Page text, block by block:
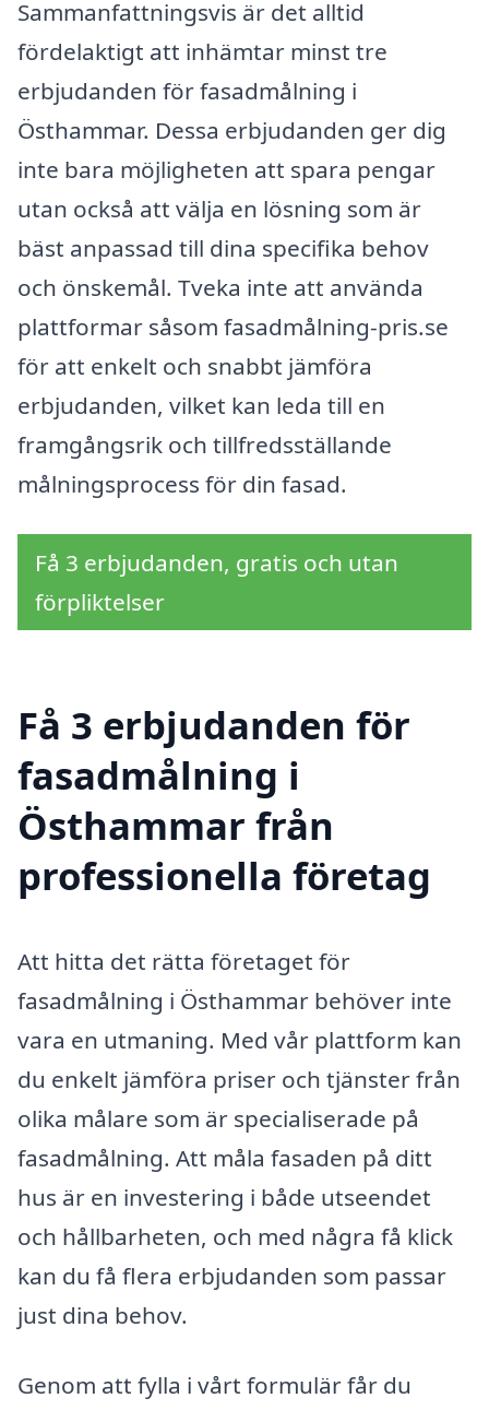
Sammanfattningsvis är det alltid
fördelaktigt att inhämtar minst tre
erbjudanden för fasadmålning i
Östhammar. Dessa erbjudanden ger dig
inte bara möjligheten att spara pengar
utan också att välja en lösning som är
bäst anpassad till dina specifika behov
och önskemål. Tveka inte att använda
plattformar såsom fasadmålning-pris.se
för att enkelt och snabbt jämföra
erbjudanden, vilket kan leda till en
framgångsrik och tillfredsställande
målningsprocess för din fasad.
Få 3 erbjudanden, gratis och utan
förpliktelser
Få 3 erbjudanden för
fasadmålning i
Östhammar från
professionella företag
Att hitta det rätta företaget för
fasadmålning i Östhammar behöver inte
vara en utmaning. Med vår plattform kan
du enkelt jämföra priser och tjänster från
olika målare som är specialiserade på
fasadmålning. Att måla fasaden på ditt
hus är en investering i både utseendet
och hållbarheten, och med några få klick
kan du få flera erbjudanden som passar
just dina behov.
Genom att fylla i vårt formulär får du